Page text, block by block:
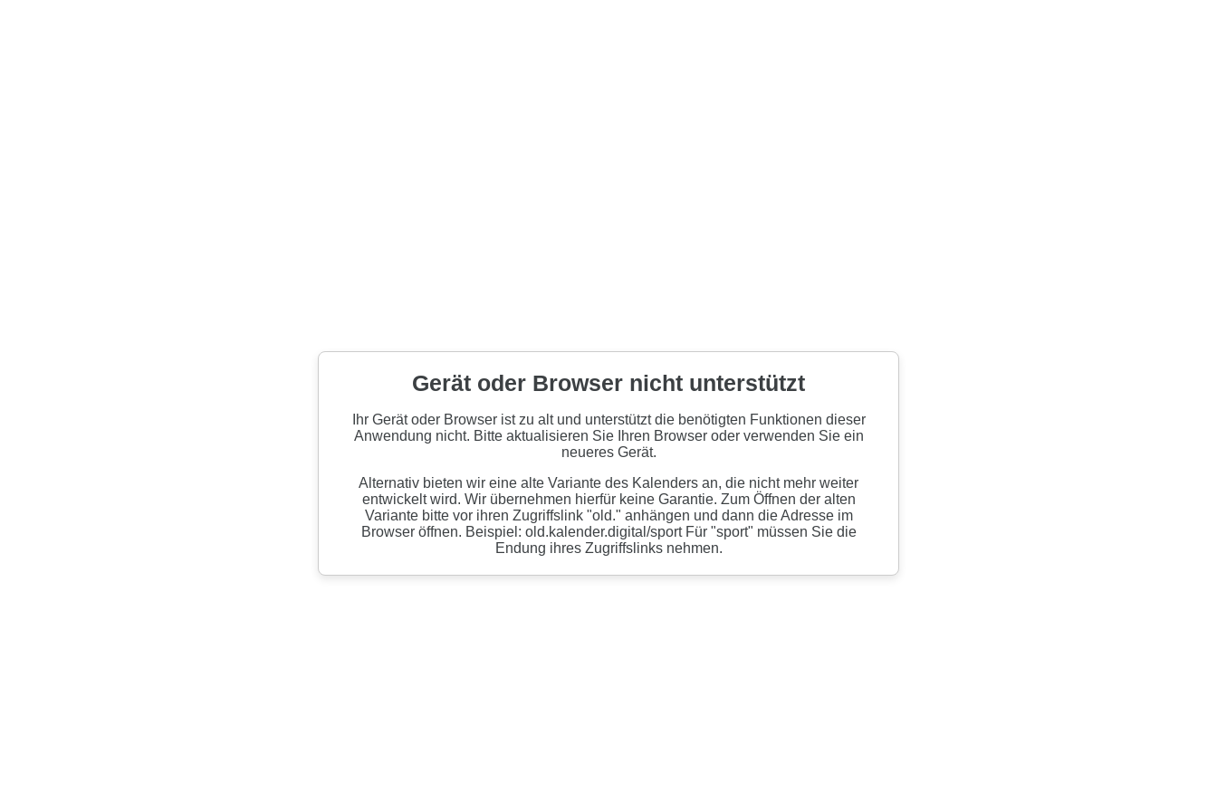
Gerät oder Browser nicht unterstützt
Ihr Gerät oder Browser ist zu alt und unterstützt die benötigten Funktionen dieser
Anwendung nicht. Bitte aktualisieren Sie Ihren Browser oder verwenden Sie ein
neueres Gerät.
Alternativ bieten wir eine alte Variante des Kalenders an, die nicht mehr weiter
entwickelt wird. Wir übernehmen hierfür keine Garantie. Zum Öffnen der alten
Variante bitte vor ihren Zugriffslink "old." anhängen und dann die Adresse im
Browser öffnen. Beispiel: old.kalender.digital/sport Für "sport" müssen Sie die
Endung ihres Zugriffslinks nehmen.